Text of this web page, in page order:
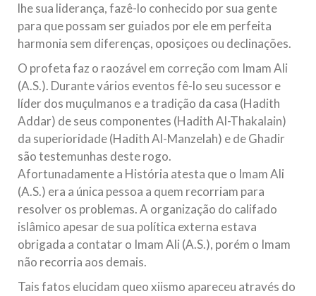
lhe sua liderança, fazê-lo conhecido por sua gente
para que possam ser guiados por ele em perfeita
harmonia sem diferenças, oposiçoes ou declinações.
O profeta faz o raozável em correção com Imam Ali
(A.S.). Durante vários eventos fê-lo seu sucessor e
líder dos muçulmanos e a tradição da casa (Hadith
Addar) de seus componentes (Hadith Al-Thakalain)
da superioridade (Hadith Al-Manzelah) e de Ghadir
são testemunhas deste rogo.
Afortunadamente a História atesta que o Imam Ali
(A.S.) era a única pessoa a quem recorriam para
resolver os problemas. A organização do califado
islâmico apesar de sua política externa estava
obrigada a contatar o Imam Ali (A.S.), porém o Imam
não recorria aos demais.
Tais fatos elucidam queo xiismo apareceu através do